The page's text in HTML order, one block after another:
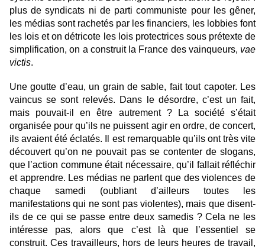
plus de syndicats ni de parti communiste pour les gêner,
les médias sont rachetés par les financiers, les lobbies font
les lois et on détricote les lois protectrices sous prétexte de
simplification, on a construit la France des vainqueurs, vae
victis.
Une goutte d’eau, un grain de sable, fait tout capoter. Les
vaincus se sont relevés. Dans le désordre, c’est un fait,
mais pouvait-il en être autrement ? La société s’était
organisée pour qu’ils ne puissent agir en ordre, de concert,
ils avaient été éclatés. Il est remarquable qu’ils ont très vite
découvert qu’on ne pouvait pas se contenter de slogans,
que l’action commune était nécessaire, qu’il fallait réfléchir
et apprendre. Les médias ne parlent que des violences de
chaque samedi (oubliant d’ailleurs toutes les
manifestations qui ne sont pas violentes), mais que disent-
ils de ce qui se passe entre deux samedis ? Cela ne les
intéresse pas, alors que c’est là que l’essentiel se
construit. Ces travailleurs, hors de leurs heures de travail,